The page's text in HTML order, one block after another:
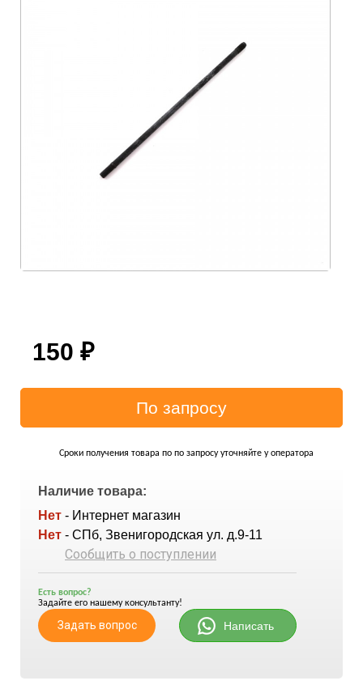
150 ₽
Сроки получения товара по по запросу уточняйте у оператора
Наличие товара:
Нет - Интернет магазин
Нет - СПб, Звенигородская ул. д.9-11
Сообщить о поступлении
Есть вопрос?
Задайте его нашему консультанту!
Задать вопрос Написать